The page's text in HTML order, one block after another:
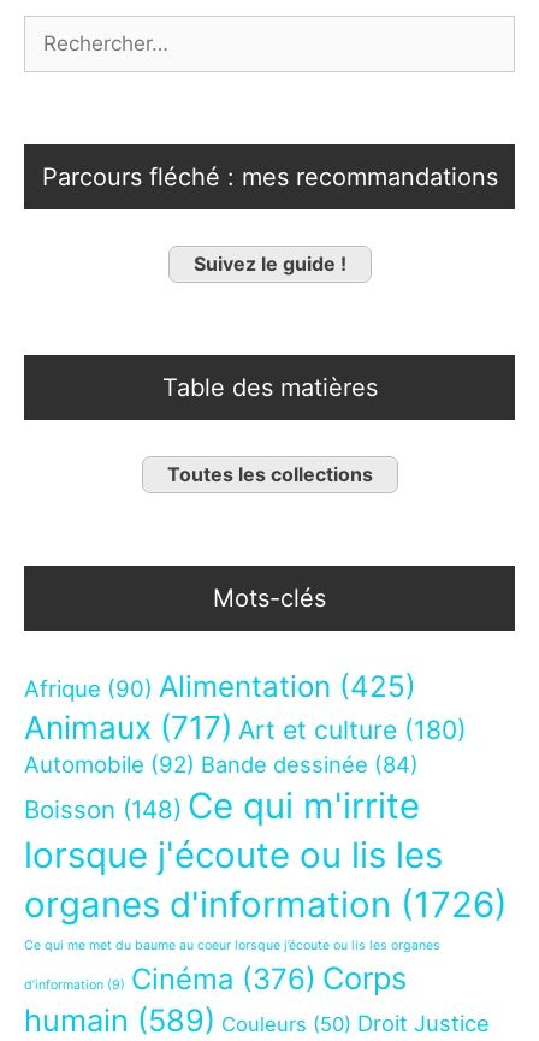
Parcours fléché : mes recommandations
Suivez le guide !
Table des matières
Toutes les collections
Mots-clés
Afrique (90) Alimentation (425)
Animaux (717) Art et culture (180)
Automobile (92) Bande dessinée (84)
Boisson (148) Ce qui m'irrite
lorsque j'écoute ou lis les
organes d'information (1726)
Ce qui me met du baume au coeur lorsque j’écoute ou lis les organes
d’information (9) Cinéma (376) Corps
humain (589) Couleurs (50) Droit Justice